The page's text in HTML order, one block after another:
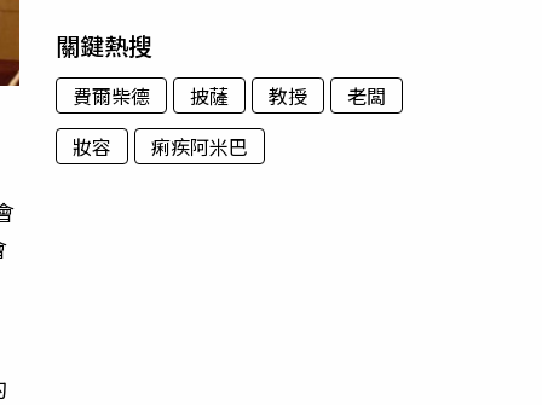
關鍵熱搜
費爾柴德 披薩 教授
老闆
妝容
痢疾阿米巴